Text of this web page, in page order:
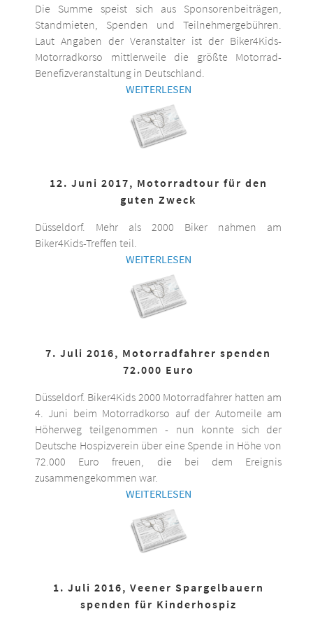
Die Summe speist sich aus Sponsorenbeiträgen,
Standmieten, Spenden und Teilnehmergebühren.
Laut Angaben der Veranstalter ist der Biker4Kids-
Motorradkorso mittlerweile die größte Motorrad-
Benefizveranstaltung in Deutschland.
WEITERLESEN
12. Juni 2017, Motorradtour für den
guten Zweck
Düsseldorf. Mehr als 2000 Biker nahmen am
Biker4Kids-Treffen teil.
WEITERLESEN
7. Juli 2016, Motorradfahrer spenden
72.000 Euro
Düsseldorf. Biker4Kids 2000 Motorradfahrer hatten am
4. Juni beim Motorradkorso auf der Automeile am
Höherweg teilgenommen - nun konnte sich der
Deutsche Hospizverein über eine Spende in Höhe von
72.000 Euro freuen, die bei dem Ereignis
zusammengekommen war.
WEITERLESEN
1. Juli 2016, Veener Spargelbauern
spenden für Kinderhospiz